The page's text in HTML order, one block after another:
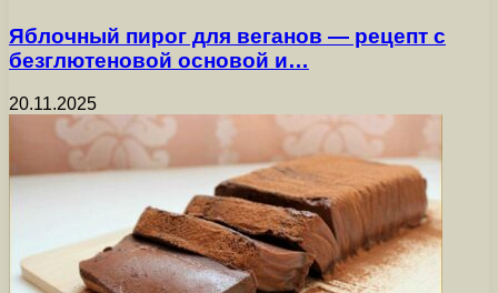
Яблочный пирог для веганов — рецепт с
безглютеновой основой и…
20.11.2025